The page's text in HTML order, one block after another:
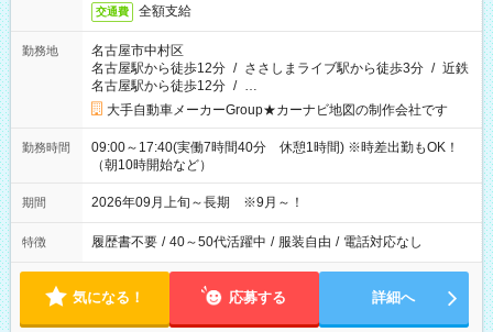
交通費 全額支給
勤務地
名古屋市中村区
名古屋駅から徒歩12分 / ささしまライブ駅から徒歩3分 / 近鉄
名古屋駅から徒歩12分 / …
大手自動車メーカーGroup★カーナビ地図の制作会社です
勤務時間
09:00～17:40(実働7時間40分 休憩1時間) ※時差出勤もOK！
（朝10時開始など）
期間 2026年09月上旬～長期 ※9月～！
特徴 履歴書不要 / 40～50代活躍中 / 服装自由 / 電話対応なし
気になる！ 応募する 詳細へ